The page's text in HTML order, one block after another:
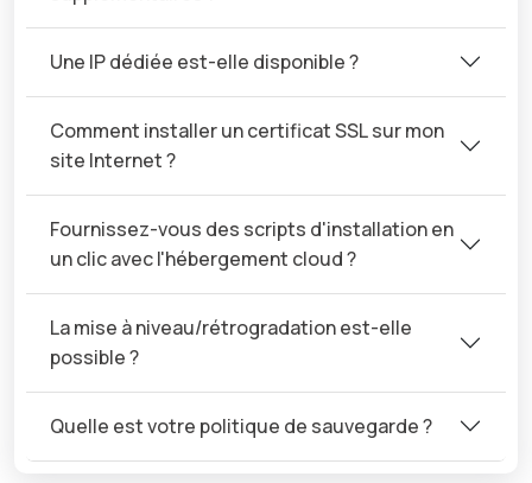
Une IP dédiée est-elle disponible ?
Comment installer un certificat SSL sur mon
site Internet ?
Fournissez-vous des scripts d'installation en
un clic avec l'hébergement cloud ?
La mise à niveau/rétrogradation est-elle
possible ?
Quelle est votre politique de sauvegarde ?